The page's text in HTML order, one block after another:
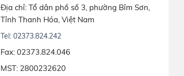
Địa chỉ: Tổ dân phố số 3, phường Bỉm Sơn,
Tỉnh Thanh Hóa, Việt Nam
Tel: 02373.824.242
Fax: 02373.824.046
MST: 2800232620